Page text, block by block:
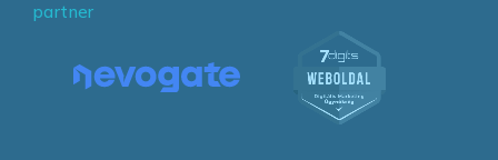
partner